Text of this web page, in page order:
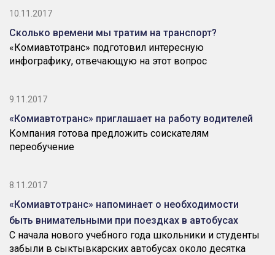
10.11.2017
Сколько времени мы тратим на транспорт?
«Комиавтотранс» подготовил интересную
инфографику, отвечающую на этот вопрос
9.11.2017
«Комиавтотранс» приглашает на работу водителей
Компания готова предложить соискателям
переобучение
8.11.2017
«Комиавтотранс» напоминает о необходимости
быть внимательными при поездках в автобусах
С начала нового учебного года школьники и студенты
забыли в сыктывкарских автобусах около десятка